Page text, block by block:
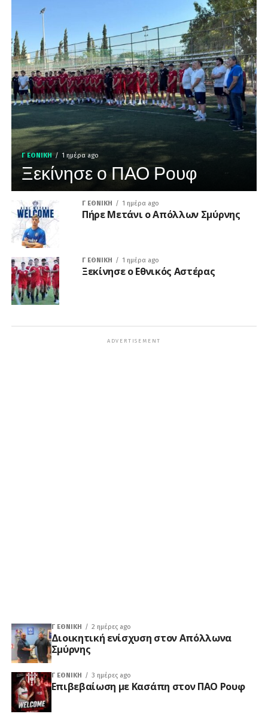
Γ ΕΘΝΙΚΉ 1 ημέρα ago
Ξεκίνησε ο ΠΑΟ Ρουφ
Γ ΕΘΝΙΚΉ 1 ημέρα ago
Πήρε Μετάνι ο Απόλλων Σμύρνης
Γ ΕΘΝΙΚΉ 1 ημέρα ago
Ξεκίνησε ο Εθνικός Αστέρας
ADVERTISEMENT
Γ ΕΘΝΙΚΉ 2 ημέρες ago
Διοικητική ενίσχυση στον Απόλλωνα
Σμύρνης
Γ ΕΘΝΙΚΉ 3 ημέρες ago
Επιβεβαίωση με Κασάπη στον ΠΑΟ Ρουφ